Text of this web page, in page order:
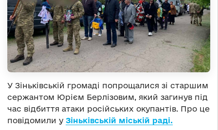
У Зіньківській громаді попрощалися зі старшим
сержантом Юрієм Берлізовим, який загинув під
час відбиття атаки російських окупантів. Про це
повідомили у Зіньківській міській раді.